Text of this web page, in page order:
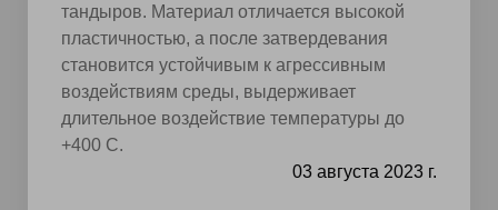
тандыров. Материал отличается высокой
пластичностью, а после затвердевания
становится устойчивым к агрессивным
воздействиям среды, выдерживает
длительное воздействие температуры до
+400 С.
03 августа 2023 г.